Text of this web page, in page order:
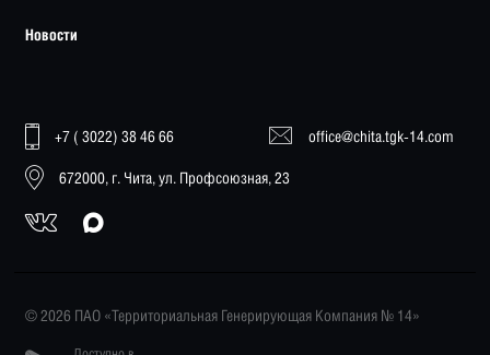
Новости
+7 ( 3022) 38 46 66 office@chita.tgk-14.com
672000, г. Чита, ул. Профсоюзная, 23
© 2026 ПАО «Территориальная Генерирующая Компания № 14»